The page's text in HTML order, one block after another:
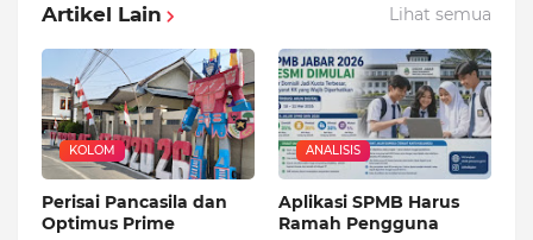
Artikel Lain Lihat semua
KOLOM
Perisai Pancasila dan
Optimus Prime
ANALISIS
Aplikasi SPMB Harus
Ramah Pengguna